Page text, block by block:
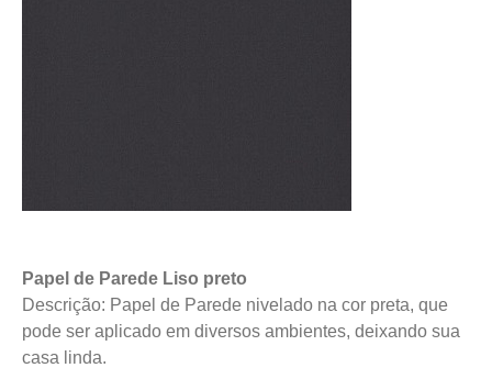
Papel de Parede Liso preto
Descrição: Papel de Parede nivelado na cor preta, que
pode ser aplicado em diversos ambientes, deixando sua
casa linda.